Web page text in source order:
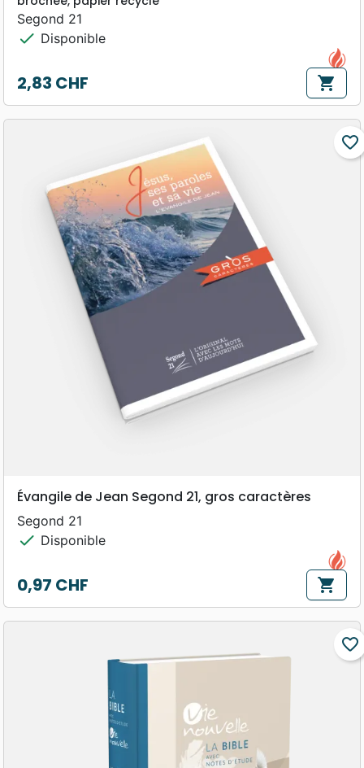
Segond 21
check Disponible
Prix
2,83 CHF shopping_cart
favorite_border
Évangile de Jean Segond 21, gros caractères
Segond 21
check Disponible
Prix
0,97 CHF shopping_cart
favorite_border